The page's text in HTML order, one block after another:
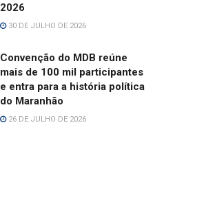
2026
30 DE JULHO DE 2026
Convenção do MDB reúne
mais de 100 mil participantes
e entra para a história política
do Maranhão
26 DE JULHO DE 2026